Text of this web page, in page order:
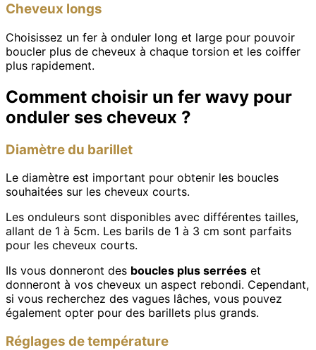
Cheveux longs
Choisissez un fer à onduler long et large pour pouvoir
boucler plus de cheveux à chaque torsion et les coiffer
plus rapidement.
Comment choisir un fer wavy pour
onduler ses cheveux ?
Diamètre du barillet
Le diamètre est important pour obtenir les boucles
souhaitées sur les cheveux courts.
Les onduleurs sont disponibles avec différentes tailles,
allant de 1 à 5cm. Les barils de 1 à 3 cm sont parfaits
pour les cheveux courts.
Ils vous donneront des boucles plus serrées et
donneront à vos cheveux un aspect rebondi. Cependant,
si vous recherchez des vagues lâches, vous pouvez
également opter pour des barillets plus grands.
Réglages de température